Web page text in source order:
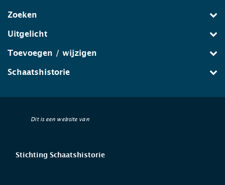
Zoeken
Uitgelicht
Toevoegen / wijzigen
Schaatshistorie
Dit is een website van
Stichting Schaatshistorie